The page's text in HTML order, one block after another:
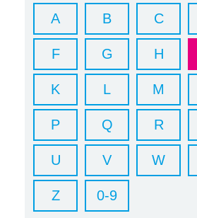
A B C
F G H
K L M
P Q R
U V W
Z 0-9